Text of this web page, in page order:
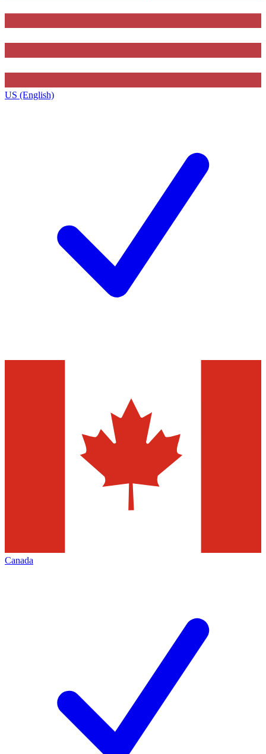
US (English)
Canada